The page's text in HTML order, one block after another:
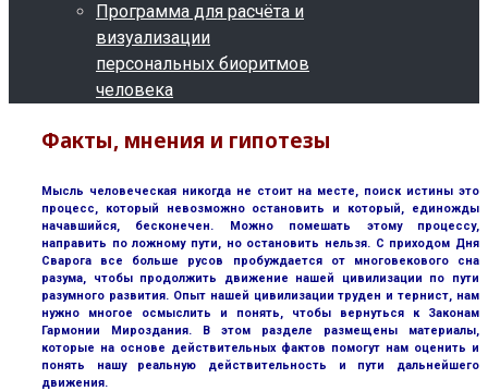
Программа для расчёта и
визуализации
персональных биоритмов
человека
Факты, мнения и гипотезы
Мысль человеческая никогда не стоит на месте, поиск истины это
процесс, который невозможно остановить и который, единожды
начавшийся, бесконечен. Можно помешать этому процессу,
направить по ложному пути, но остановить нельзя. С приходом Дня
Сварога все больше русов пробуждается от многовекового сна
разума, чтобы продолжить движение нашей цивилизации по пути
разумного развития. Опыт нашей цивилизации труден и тернист, нам
нужно многое осмыслить и понять, чтобы вернуться к Законам
Гармонии Мироздания. В этом разделе размещены материалы,
которые на основе действительных фактов помогут нам оценить и
понять нашу реальную действительность и пути дальнейшего
движения.